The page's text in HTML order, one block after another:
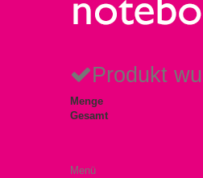
Produkt
Menge
Gesamt
Menü